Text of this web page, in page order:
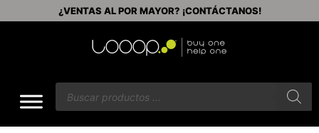
¿VENTAS AL POR MAYOR? ¡CONTÁCTANOS!